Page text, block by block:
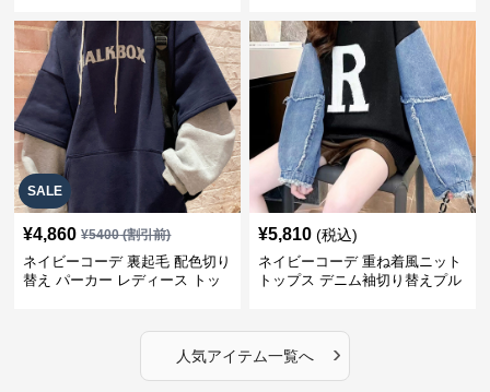
SALE
¥4,860 ¥5400(割引前)
ネイビーコーデ 裏起毛 配色切り
替え パーカー レディース トッ
¥5,810 (税込)
ネイビーコーデ 重ね着風ニット
トップス デニム袖切り替えプル
人気アイテム一覧へ ›